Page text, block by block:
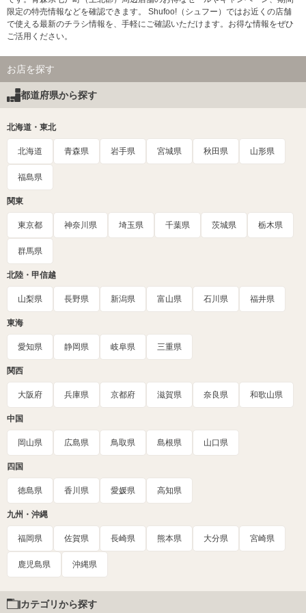
限定の特売情報などを確認できます。 Shufoo!（シュフー）ではお近くの店舗
で使える最新のチラシ情報を、手軽にご確認いただけます。お得な情報をぜひ
ご活用ください。
お店を探す
都道府県から探す
北海道・東北
北海道 青森県 岩手県 宮城県 秋田県 山形県
福島県
関東
東京都 神奈川県 埼玉県 千葉県 茨城県 栃木県
群馬県
北陸・甲信越
山梨県 長野県 新潟県 富山県 石川県 福井県
東海
愛知県 静岡県 岐阜県 三重県
関西
大阪府 兵庫県 京都府 滋賀県 奈良県 和歌山県
中国
岡山県 広島県 鳥取県 島根県 山口県
四国
徳島県 香川県 愛媛県 高知県
九州・沖縄
福岡県 佐賀県 長崎県 熊本県 大分県 宮崎県
鹿児島県 沖縄県
カテゴリから探す